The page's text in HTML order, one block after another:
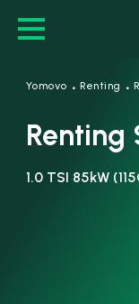
Yomovo · Renting ·
Renting
1.0 TSI 85kW